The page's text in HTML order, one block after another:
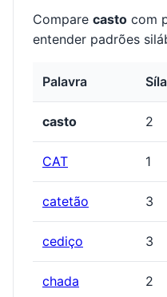
Compare casto com
entender padrões
Palavra
casto 2
CAT 1
catetão 3
cediço 3
chada 2